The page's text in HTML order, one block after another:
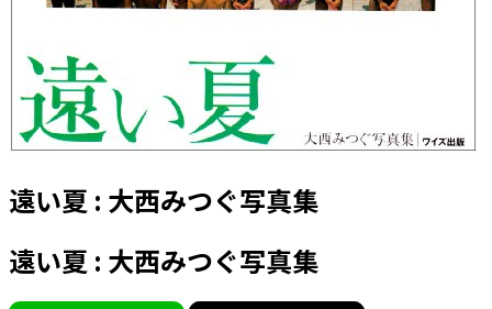
遠い夏 : 大西みつぐ写真集
遠い夏 : 大西みつぐ写真集